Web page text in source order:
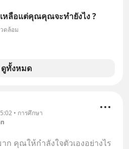
ลือแต่คุณคุณจะทำยังไง ?
ดล้อม
ดูทั้งหมด
• การศึกษา
ก คุณให้กำลังใจตัวเองอย่างไร